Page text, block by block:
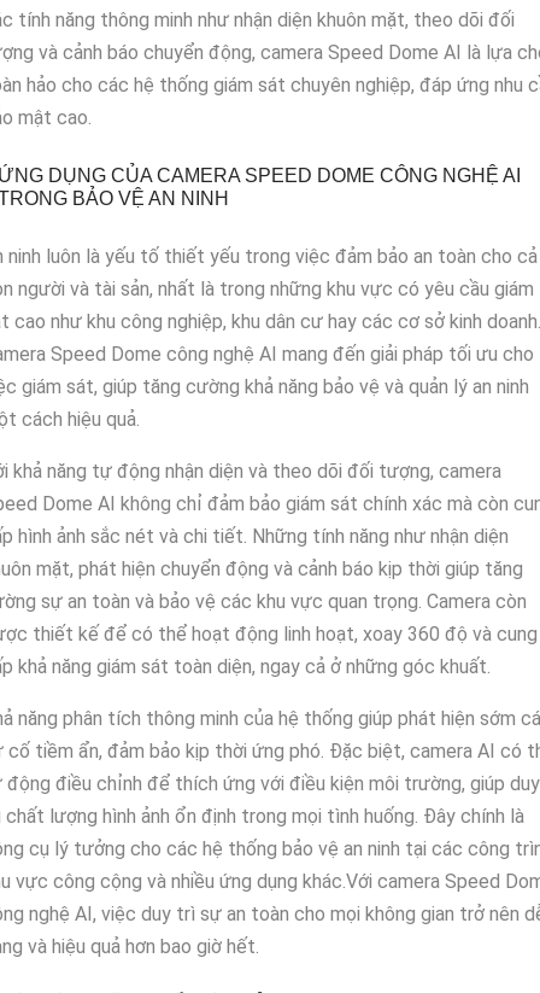
tính năng thông minh như nhận diện khuôn mặt, theo dõi đối
và cảnh báo chuyển động, camera Speed Dome AI là lựa
hảo cho các hệ thống giám sát chuyên nghiệp, đáp ứng nhu
mật cao.
DỤNG CỦA CAMERA SPEED DOME CÔNG NGHỆ AI
BẢO VỆ AN NINH
ninh luôn là yếu tố thiết yếu trong việc đảm bảo an toàn cho cả
người và tài sản, nhất là trong những khu vực có yêu cầu giám
cao như khu công nghiệp, khu dân cư hay các cơ sở kinh doanh.
Speed Dome công nghệ AI mang đến giải pháp tối ưu cho
giám sát, giúp tăng cường khả năng bảo vệ và quản lý an ninh
cách hiệu quả.
khả năng tự động nhận diện và theo dõi đối tượng, camera
Dome AI không chỉ đảm bảo giám sát chính xác mà còn
hình ảnh sắc nét và chi tiết. Những tính năng như nhận diện
mặt, phát hiện chuyển động và cảnh báo kịp thời giúp tăng
sự an toàn và bảo vệ các khu vực quan trọng. Camera còn
thiết kế để có thể hoạt động linh hoạt, xoay 360 độ và cung
khả năng giám sát toàn diện, ngay cả ở những góc khuất.
năng phân tích thông minh của hệ thống giúp phát hiện sớm
cố tiềm ẩn, đảm bảo kịp thời ứng phó. Đặc biệt, camera AI có
điều chỉnh để thích ứng với điều kiện môi trường, giúp duy
lượng hình ảnh ổn định trong mọi tình huống. Đây chính là
cụ lý tưởng cho các hệ thống bảo vệ an ninh tại các công
vực công cộng và nhiều ứng dụng khác.Với camera Speed
nghệ AI, việc duy trì sự an toàn cho mọi không gian trở nên
và hiệu quả hơn bao giờ hết.